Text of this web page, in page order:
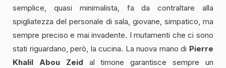
semplice, quasi minimalista, fa da contraltare alla
spigliatezza del personale di sala, giovane, simpatico, ma
sempre preciso e mai invadente. I mutamenti che ci sono
stati riguardano, però, la cucina. La nuova mano di Pierre
Khalil Abou Zeid al timone garantisce sempre un